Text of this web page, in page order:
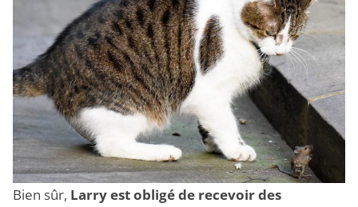
Bien sûr, Larry est obligé de recevoir des